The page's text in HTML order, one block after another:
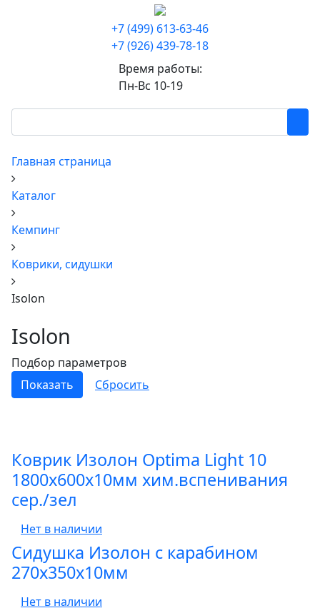
+7 (499) 613-63-46
+7 (926) 439-78-18
Время работы:
Пн-Вс 10-19
Главная страница
Каталог
Кемпинг
Коврики, сидушки
Isolon
Isolon
Подбор параметров
Коврик Изолон Optima Light 10
1800х600х10мм хим.вспенивания
сер./зел
Нет в наличии
Сидушка Изолон с карабином
270х350х10мм
Нет в наличии